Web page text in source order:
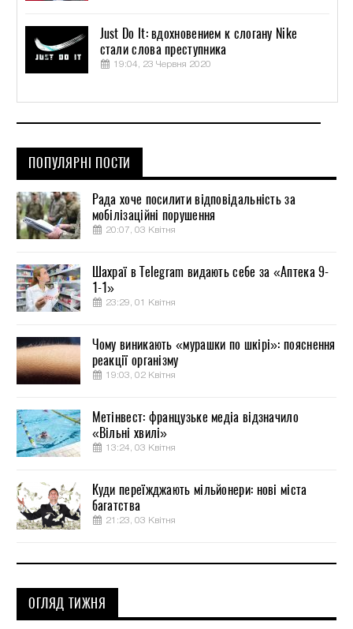
Just Do It: вдохновением к слогану Nike
стали слова преступника
19:04, 23 Червня 2020
ПОПУЛЯРНІ ПОСТИ
Рада хоче посилити відповідальність за
мобілізаційні порушення
20:07, 03 Квітня
Шахраї в Telegram видають себе за «Аптека 9-
1-1»
23:29, 01 Квітня
Чому виникають «мурашки по шкірі»: пояснення
реакції організму
19:03, 02 Квітня
Метінвест: французьке медіа відзначило
«Вільні хвилі»
13:24, 03 Квітня
Куди переїжджають мільйонери: нові міста
багатства
21:23, 03 Квітня
ОГЛЯД ТИЖНЯ